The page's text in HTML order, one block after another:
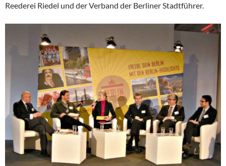
Reederei Riedel und der Verband der Berliner Stadtführer.